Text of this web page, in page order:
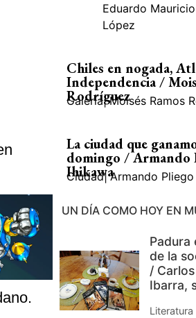
Eduardo
López
Chiles en nogada,
Independencia /
Rodríguez
Galería| Moisés Ramos
La ciudad que
domingo / Armando
Ihikawa
Ciudad| Armando
UN DÍA COMO HOY EN
Padura
de la
/
Ibarra,